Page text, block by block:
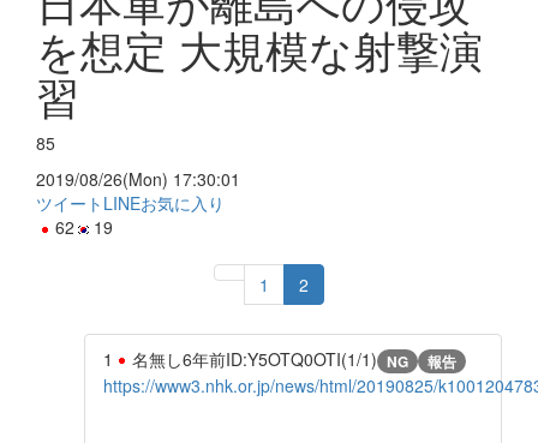
を想定 大規模な射撃演
習
85
2019/08/26(Mon) 17:30:01
ツイート LINEお気に入り
62
19
1 2
1 名無し6年前ID:Y5OTQ0OTI(1/1) NG 報告
https://www3.nhk.or.jp/news/html/20190825/